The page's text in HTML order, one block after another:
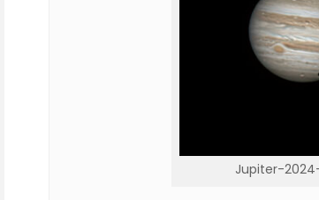
Jupiter-